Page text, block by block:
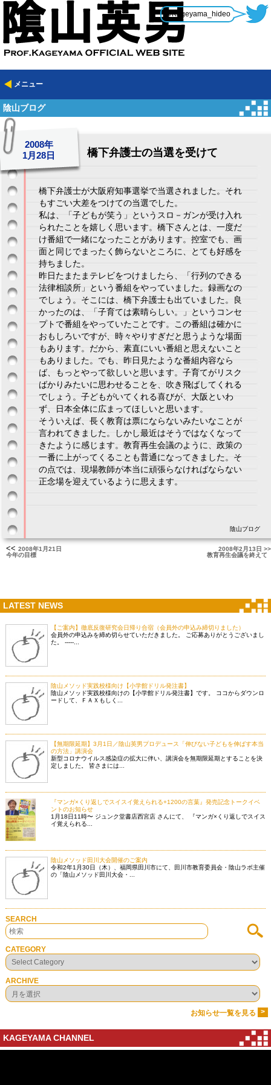
@Kageyama_hideo
メニュー
陰山ブログ
橋下弁護士の当選を受けて
2008年
1月28日
橋下弁護士が大阪府知事選挙で当選されました。それ
もすごい大差をつけての当選でした。
私は、「子どもが笑う」というスロ－ガンが受け入れ
られたことを嬉しく思います。橋下さんとは、一度だ
け番組で一緒になったことがあります。控室でも、画
面と同じでまったく飾らないところに、とても好感を
持ちました。
昨日たまたまテレビをつけましたら、「行列のできる
法律相談所」という番組をやっていました。録画なの
でしょう。そこには、橋下弁護士も出ていました。良
かったのは、「子育ては素晴らしい。」というコンセ
プトで番組をやっていたことです。この番組は確かに
おもしろいですが、時々やりすぎだと思うような場面
もあります。だから、素直にいい番組と思えないこと
もありました。でも、昨日見たような番組内容なら
ば、もっとやって欲しいと思います。子育てがリスク
ばかりみたいに思わせることを、吹き飛ばしてくれる
でしょう。子どもがいてくれる喜びが、大阪といわ
ず、日本全体に広まってほしいと思います。
そういえば、長く教育は票にならないみたいなことが
言われてきました。しかし最近はそうではなくなって
きたように感じます。教育再生会議のように、政策の
一番に上がってくることも普通になってきました。そ
の点では、現場教師が本当に頑張らなければならない
正念場を迎えているように思えます。
陰山ブログ
<< 2008年1月21日
今年の目標
2008年2月13日 >>
教育再生会議を終えて
LATEST NEWS
【ご案内】徹底反復研究会日帰り合宿（会員外の申込み締切りました）
会員外の申込みを締め切らせていただきました。 ご応募ありがとうございまし
た。 -----...
陰山メソッド実践校様向け【小学館ドリル発注書】
陰山メソッド実践校様向けの【小学館ドリル発注書】です。 ココからダウンロ
ードして、ＦＡＸもしく...
【無期限延期】3月1日／陰山英男プロデュース「伸びない子どもを伸ばす本当
の方法」講演会
新型コロナウイルス感染症の拡大に伴い、講演会を無期限延期とすることを決
定しました。 皆さまには...
『マンガ×くり返しでスイスイ覚えられる+1200の言葉』発売記念トークイベ
ントのお知らせ
1月18日11時〜 ジュンク堂書店西宮店 さんにて、 『マンガ×くり返しでスイス
イ覚えられる...
陰山メソッド田川大会開催のご案内
令和2年1月30日（木）、福岡県田川市にて、田川市教育委員会・陰山ラボ主催
の「陰山メソッド田川大会・...
SEARCH
CATEGORY
ARCHIVE
お知らせ一覧を見る >
KAGEYAMA CHANNEL